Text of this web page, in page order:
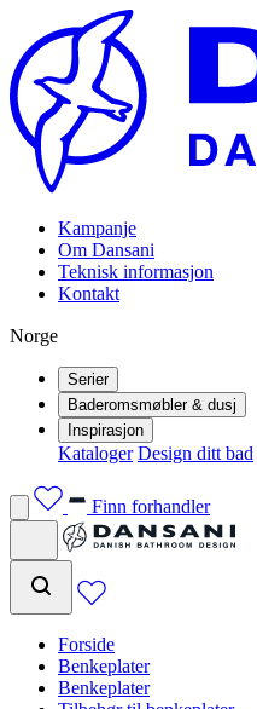
Kampanje
Om Dansani
Teknisk informasjon
Kontakt
Norge
Serier
Baderomsmøbler & dusj
Inspirasjon
Kataloger Design ditt bad
Finn forhandler
Forside
Benkeplater
Benkeplater